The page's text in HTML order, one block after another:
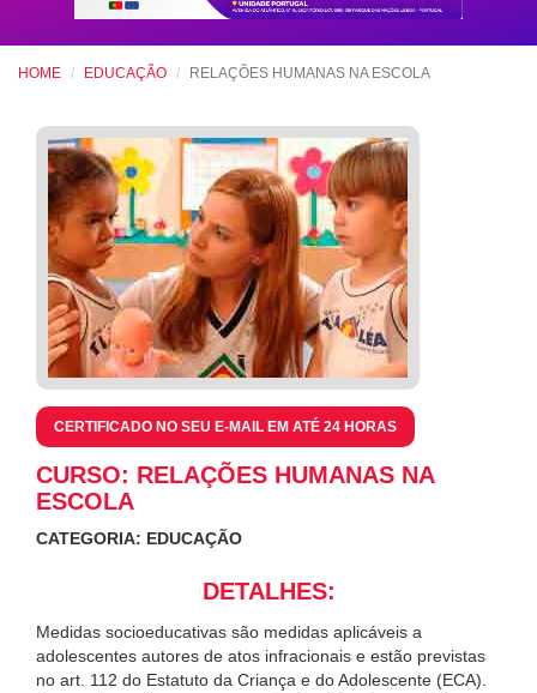
HOME EDUCAÇÃO RELAÇÕES HUMANAS NA ESCOLA
CERTIFICADO NO SEU E-MAIL EM ATÉ 24 HORAS
CURSO: RELAÇÕES HUMANAS NA
ESCOLA
CATEGORIA: EDUCAÇÃO
DETALHES:
Medidas socioeducativas são medidas aplicáveis a
adolescentes autores de atos infracionais e estão previstas
no art. 112 do Estatuto da Criança e do Adolescente (ECA).